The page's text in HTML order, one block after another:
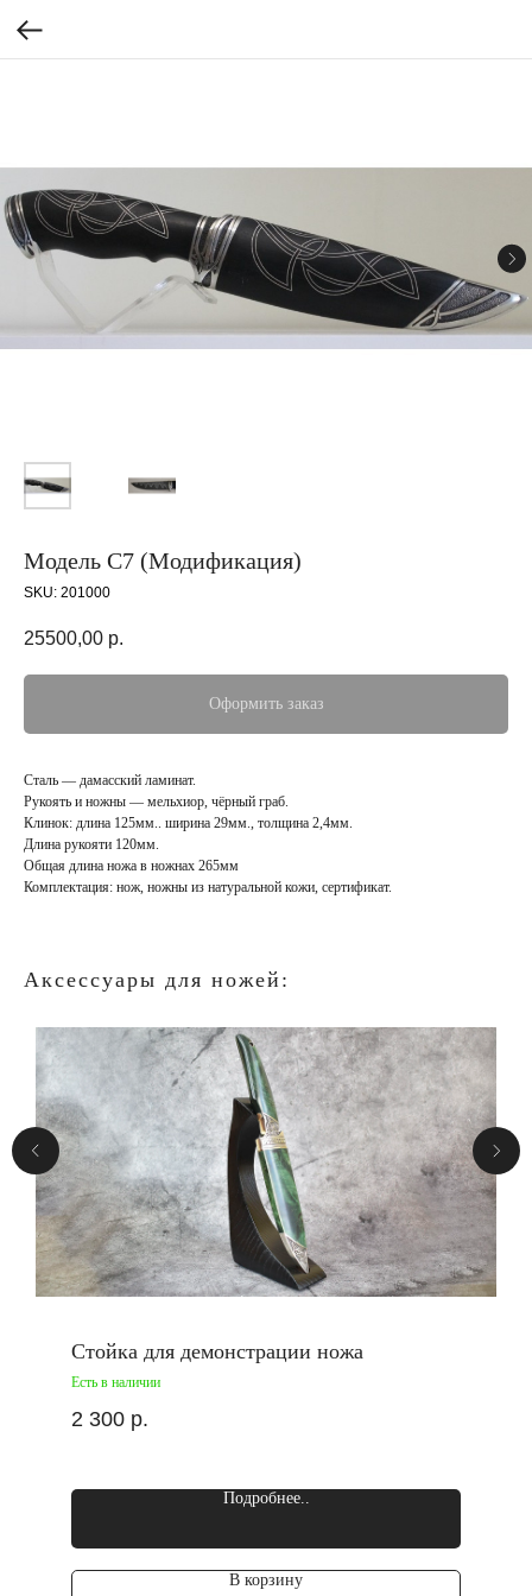
Модель С7 (Модификация)
SKU: 201000
25500,00 р.
Оформить заказ
Сталь — дамасский ламинат.
Рукоять и ножны — мельхиор, чёрный граб.
Клинок: длина 125мм.. ширина 29мм., толщина 2,4мм.
Длина рукояти 120мм.
Общая длина ножа в ножнах 265мм
Комплектация: нож, ножны из натуральной кожи, сертификат.
Аксессуары для ножей:
Стойка для демонстрации ножа
Есть в наличии
2 300 р.
Подробнее..
В корзину